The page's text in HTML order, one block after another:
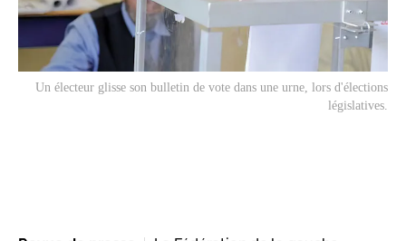
Un électeur glisse son bulletin de vote dans une urne, lors d'élections
législatives.